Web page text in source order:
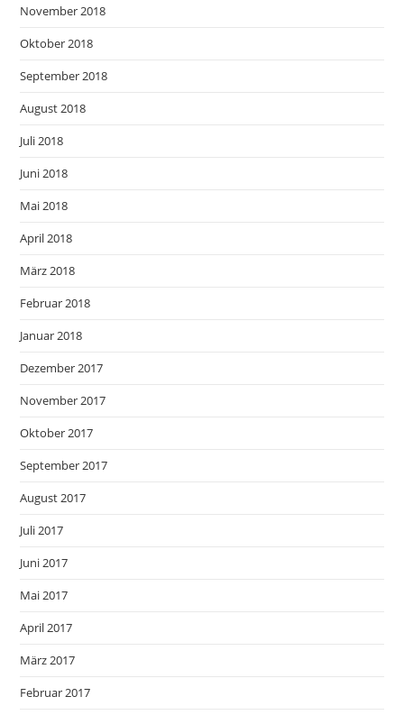
November 2018
Oktober 2018
September 2018
August 2018
Juli 2018
Juni 2018
Mai 2018
April 2018
März 2018
Februar 2018
Januar 2018
Dezember 2017
November 2017
Oktober 2017
September 2017
August 2017
Juli 2017
Juni 2017
Mai 2017
April 2017
März 2017
Februar 2017